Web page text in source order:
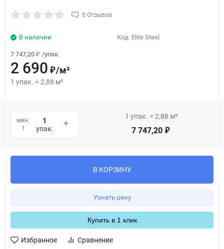
0 Отзывов
Код: Elite Steel
В наличии
7 747,20 ₽ /упак.
2 690 ₽/м²
1 упак. = 2,88 м²
мин.
1
упак.
1 упак. = 2,88 м²
7 747,20 ₽
В КОРЗИНУ
Узнать цену
Купить в 1 клик
Избранное Сравнение